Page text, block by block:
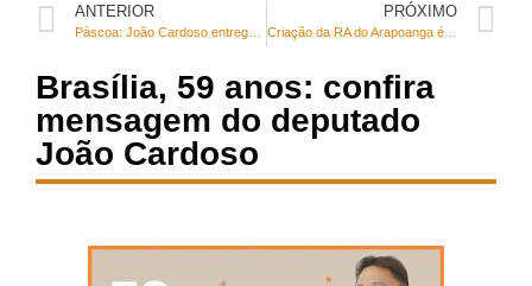
ANTERIOR PRÓXIMO
Criação da RA do Arapoanga é tema de audiência pública da CLDF
Brasília, 59 anos: confira
mensagem do deputado
João Cardoso